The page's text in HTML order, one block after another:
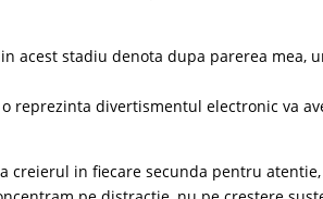
acest stadiu denota dupa parerea mea,
reprezinta divertismentul electronic va
creierul in fiecare secunda pentru